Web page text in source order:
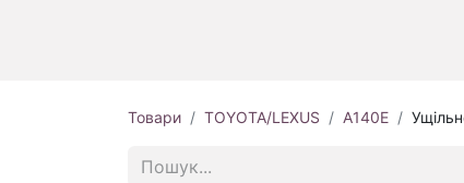
Товари TOYOTA/LEXUS A140E